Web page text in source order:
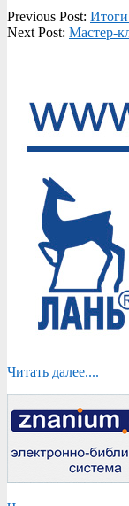
2020-
05-
Previous Post: Итоги
Next Post: Мастер-
Читать далее....